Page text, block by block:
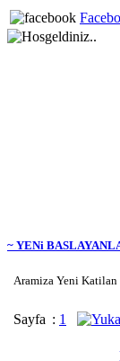
~ YENi
Aramiza Yeni Katilan
Sayfa : 1